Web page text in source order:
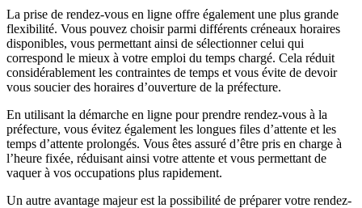
La prise de rendez-vous en ligne offre également une plus grande
flexibilité. Vous pouvez choisir parmi différents créneaux horaires
disponibles, vous permettant ainsi de sélectionner celui qui
correspond le mieux à votre emploi du temps chargé. Cela réduit
considérablement les contraintes de temps et vous évite de devoir
vous soucier des horaires d’ouverture de la préfecture.
En utilisant la démarche en ligne pour prendre rendez-vous à la
préfecture, vous évitez également les longues files d’attente et les
temps d’attente prolongés. Vous êtes assuré d’être pris en charge à
l’heure fixée, réduisant ainsi votre attente et vous permettant de
vaquer à vos occupations plus rapidement.
Un autre avantage majeur est la possibilité de préparer votre rendez-